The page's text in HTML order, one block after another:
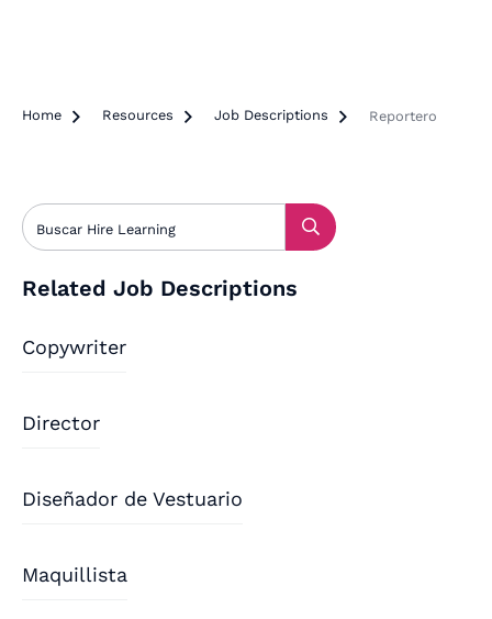
Home  Resources  Job Descriptions  Reportero
Related Job Descriptions
Copywriter
Director
Diseñador de Vestuario
Maquillista